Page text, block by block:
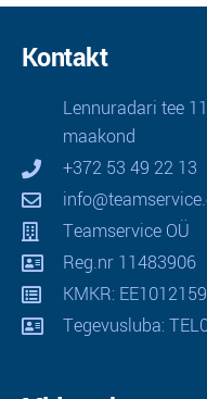
Kontakt
Lennuradari tee
maakond
+372 53 49 22 13
Teamservice OÜ
Reg.nr 11483906
KMKR:
Tegevusluba: